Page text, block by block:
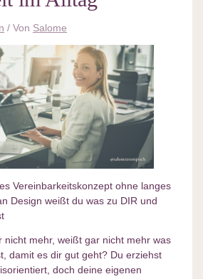
/ Von Salome
Vereinbarkeitskonzept ohne langes
Design weißt du was zu DIR und
nicht mehr, weißt gar nicht mehr was
damit es dir gut geht? Du erziehst
doch deine eigenen